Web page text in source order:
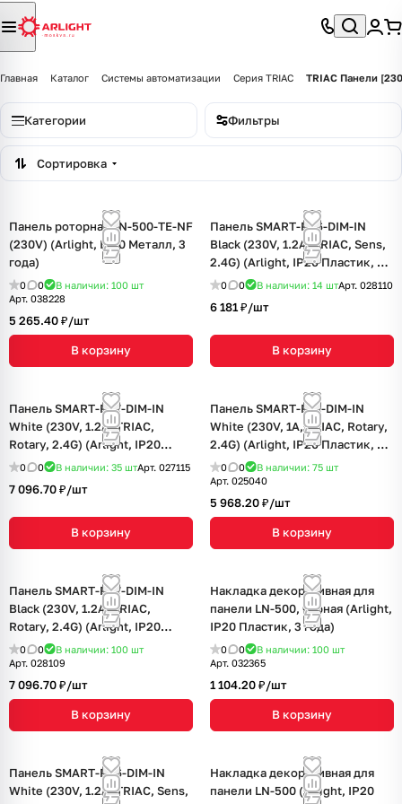
Главная Каталог Системы автоматизации Серия TRIAC TRIAC Панели
Категории Фильтры
Сортировка
Панель роторная LN-500-TE-NF
(230V) (Arlight, IP20 Металл, 3
года)
0 0 В наличии: 100 шт
Арт. 038228
5 265.40 ₽/шт
В корзину
Панель SMART-P36-DIM-IN
Black (230V, 1.2A, TRIAC, Sens,
2.4G) (Arlight, IP20 Пластик, 5
лет)
0 0 В наличии: 14 штАрт. 028110
6 181 ₽/шт
В корзину
Панель SMART-P37-DIM-IN
White (230V, 1.2A, TRIAC,
Rotary, 2.4G) (Arlight, IP20
Пластик, 5 лет)
0 0 В наличии: 35 штАрт. 027115
7 096.70 ₽/шт
В корзину
Панель SMART-P15-DIM-IN
White (230V, 1A, TRIAC, Rotary,
2.4G) (Arlight, IP20 Пластик, 5
лет)
0 0 В наличии: 75 шт
Арт. 025040
5 968.20 ₽/шт
В корзину
Панель SMART-P37-DIM-IN
Black (230V, 1.2A, TRIAC,
Rotary, 2.4G) (Arlight, IP20
Пластик, 5 лет)
0 0 В наличии: 100 шт
Арт. 028109
7 096.70 ₽/шт
В корзину
Накладка декоративная для
панели LN-500, черная (Arlight,
IP20 Пластик, 3 года)
0 0 В наличии: 100 шт
Арт. 032365
1 104.20 ₽/шт
В корзину
Панель SMART-P36-DIM-IN
White (230V, 1.2A, TRIAC, Sens,
Накладка декоративная для
панели LN-500 (Arlight, IP20